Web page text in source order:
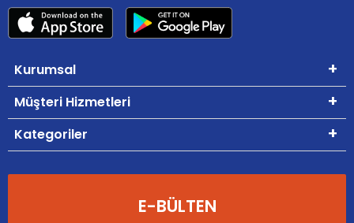
Kurumsal
Müşteri Hizmetleri
Kategoriler
E-BÜLTEN